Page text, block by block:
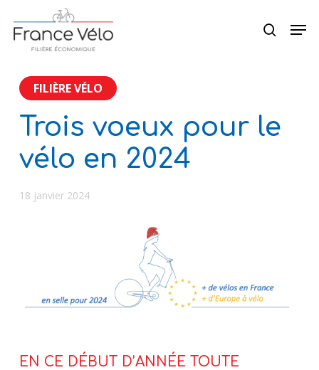
main
search
FILIÈRE VÉLO
Trois voeux pour le
vélo en 2024
18 janvier 2024
EN CE DÉBUT D’ANNÉE TOUTE